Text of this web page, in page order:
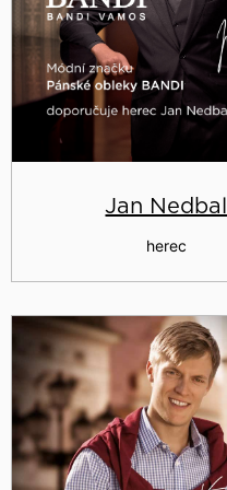
Jan Nedbal
herec